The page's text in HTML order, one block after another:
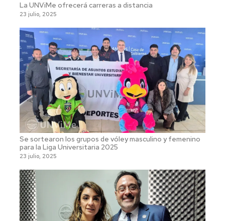
La UNViMe ofrecerá carreras a distancia
23 julio, 2025
Se sortearon los grupos de vóley masculino y femenino
para la Liga Universitaria 2025
23 julio, 2025